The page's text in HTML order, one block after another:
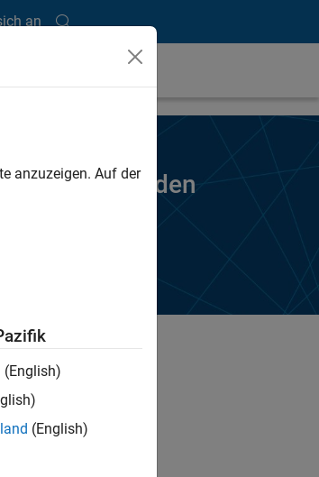
an
die folgenden
anzuzeigen. Auf der
(English)
(English)